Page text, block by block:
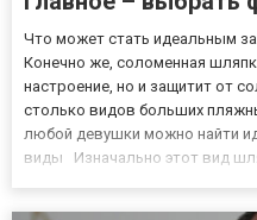
Что может стать идеальным
Конечно же, соломенная
настроение, но и защитит от
столько видов больших
любой девушки можно найти
виды Изначально этот вид